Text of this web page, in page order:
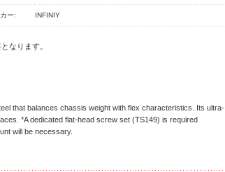
ー: INFINIY
なります。
that balances chassis weight with flex characteristics. Its ultra-
*A dedicated flat-head screw set (TS149) is required
will be necessary.